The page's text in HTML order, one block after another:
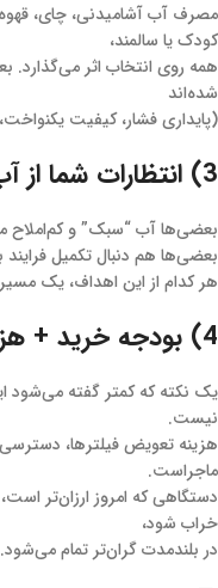
مصرف آب آشامیدنی، چای،
کودک یا سالمند،
همه روی انتخاب اثر می‌گذارد.
شده‌اند
(پایداری فشار، کیفیت
3) انتظارات شما از آب خروجی
بعضی‌ها آب “سبک” و
بعضی‌ها هم دنبال تکمیل فرایند
هر کدام از این اهداف، یک
4) بودجه خرید + هزینه نگهداری
یک نکته که کمتر گفته می‌شود
نیست.
هزینه تعویض فیلترها،
ماجراست.
دستگاهی که امروز ارزان‌تر
خراب شود،
در بلندمدت گران‌تر تمام می‌شود.